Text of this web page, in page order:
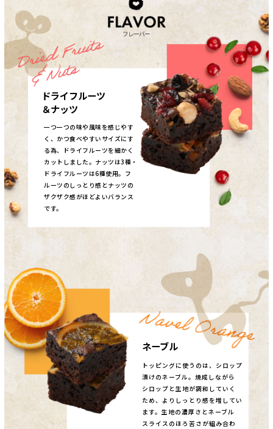
ドライフルーツ
＆ナッツ
一つ一つの味や風味を感じやす
く、かつ食べやすいサイズにす
る為、ドライフルーツを細かく
カットしました。ナッツは3種・
ドライフルーツは6種使用。フ
ルーツのしっとり感とナッツの
ザクザク感がほどよいバランス
です。
ネーブル
トッピングに使うのは、シロップ
漬けのネーブル。焼成しながら
シロップと生地が調和していく
ため、よりしっとり感を増してい
ます。生地の濃厚さとネーブル
スライスのほろ苦さが組み合わ